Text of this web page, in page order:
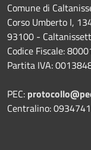
Comune di
Corso Umberto I,
93100 -
Codice Fiscale:
Partita IVA:
PEC:
Centralino: